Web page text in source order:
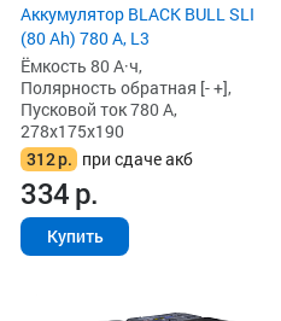
Аккумулятор BLACK BULL SLI
(80 Ah) 780 А, L3
Ёмкость 80 А·ч,
Полярность обратная [- +],
Пусковой ток 780 А,
278x175x190
312р. при сдаче акб
334р.
Купить